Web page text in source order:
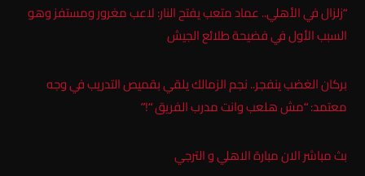
“زلزال في الأهلي.. عماد متعب يفتح النار: لاعب مغرور ومستفز وهو
السبب الأول في فضيحة طلائع الجيش
بركان الغضب ينفجر.. نجم الزمالك يلقي بقميص التدريب في وجه
معتمد: “مش هلعب وانت مدرب الفريق “!”
بث مباشر الان مبارة الاهلي و الترجي